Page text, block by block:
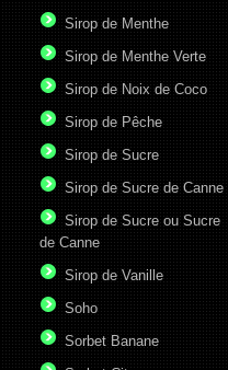
Sirop de Menthe
Sirop de Menthe Verte
Sirop de Noix de Coco
Sirop de Pêche
Sirop de Sucre
Sirop de Sucre de Canne
Sirop de Sucre ou Sucre
de Canne
Sirop de Vanille
Soho
Sorbet Banane